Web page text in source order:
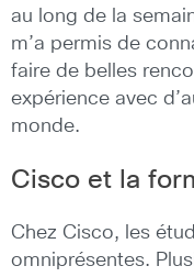
au long de la
m’a permis de
faire de belles
expérience avec
monde.
Cisco et la
Chez Cisco, les
omniprésentes.